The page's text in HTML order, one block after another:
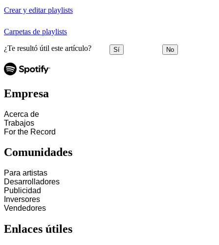
Crear y editar playlists
Carpetas de playlists
¿Te resultó útil este artículo? Sí No
Empresa
Acerca de
Trabajos
For the Record
Comunidades
Para artistas
Desarrolladores
Publicidad
Inversores
Vendedores
Enlaces útiles